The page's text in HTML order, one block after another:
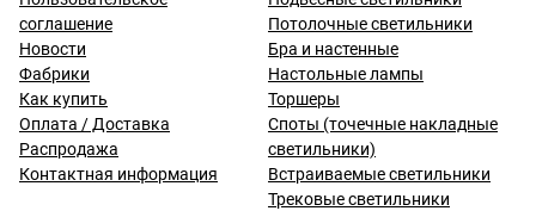
соглашение
Новости
Фабрики
Как купить
Оплата / Доставка
Распродажа
Контактная информация
Потолочные светильники
Бра и настенные
Настольные лампы
Торшеры
Споты (точечные накладные
светильники)
Встраиваемые светильники
Трековые светильники